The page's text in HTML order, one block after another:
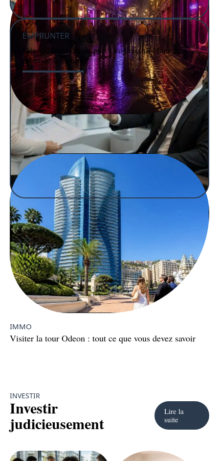
EMPRUNTER
Désolidarisation de prêt : vos recours face au
refus de la banque
IMMO
Une nuit dans le quartier chaud à Lille : entre ambiance
et découvertes
IMMO
Visiter la tour Odeon : tout ce que vous devez savoir
INVESTIR
Investir
judicieusement
Lire la
suite